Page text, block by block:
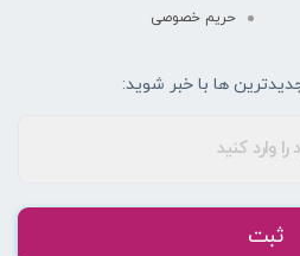
حریم خصوصی
ها با خبر شوید:
ثبت